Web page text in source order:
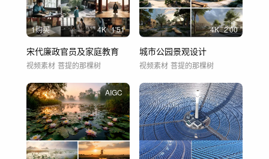
1购买 4K 1'51
宋代廉政官员及家庭教育
视频素材 菩提的那棵树
4K 2'00
城市公园景观设计
视频素材 菩提的那棵树
AIGC